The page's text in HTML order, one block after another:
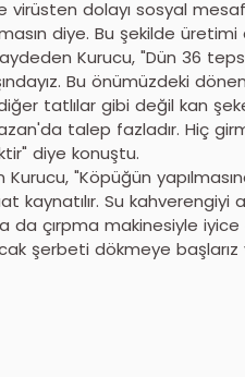
virüsten dolayı sosyal
diye. Bu şekilde
Kurucu, "Dün 36
Bu önümüzdeki
tatlılar gibi değil kan
talep fazladır. Hiç
diye konuştu.
"Köpüğün
kaynatılır. Su kahverengiyi
çırpma makinesiyle iyice
şerbeti dökmeye başlarız